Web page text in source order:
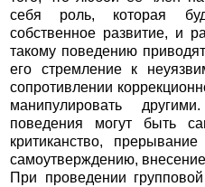
себя роль, которая
собственное развитие, и
такому поведению
его стремление к
сопротивлении
манипулировать
поведения могут быть
критиканство,
самоутверждению,
При проведении